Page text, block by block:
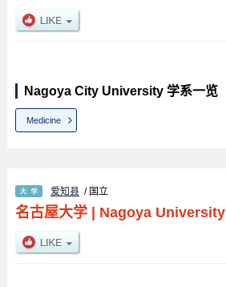
Nagoya City University 学系一览
Medicine
爱知县 / 国立
名古屋大学| Nagoya University